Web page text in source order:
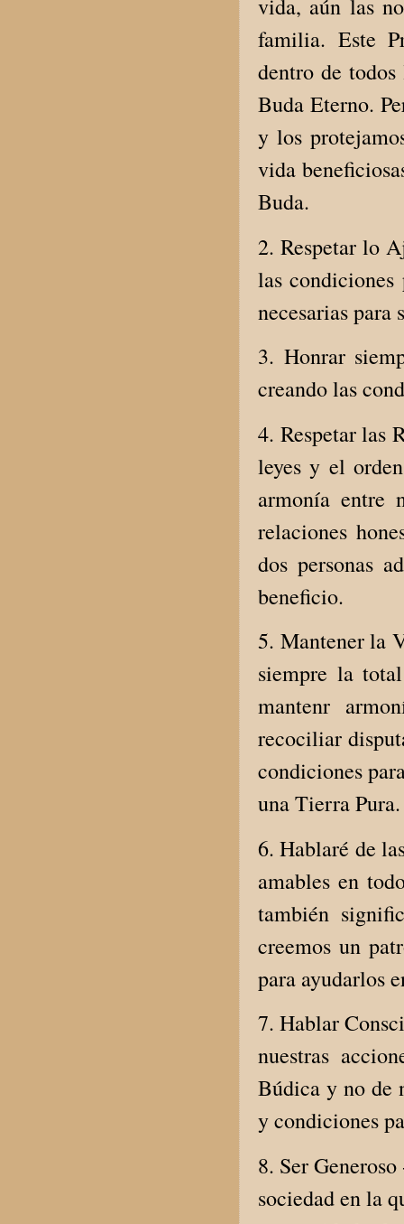
vida, aún las
familia. Este
dentro de
Buda Eterno.
y los
vida
Buda.
2. Respetar lo
las condiciones
necesarias para
3. Honrar
creando las
4. Respetar las
leyes y el
armonía entre
relaciones
dos personas
beneficio.
5. Mantener la
siempre la
mantenr
recociliar
condiciones
una Tierra Pura.
6. Hablaré de
amables en
también
creemos un
para ayudarlos
7. Hablar
nuestras
Búdica y no de
y condiciones
8. Ser
sociedad en la